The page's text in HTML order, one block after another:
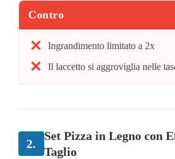
Contro
Ingrandimento limitato a 2x
Il laccetto si aggroviglia nelle
2.
Set Pizza in Legno con
Taglio